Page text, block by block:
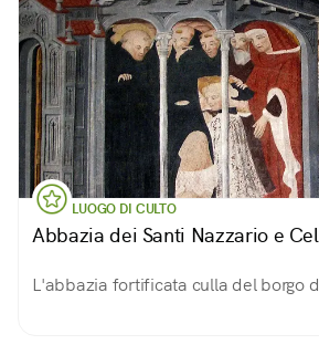
LUOGO DI CULTO
Abbazia dei Santi Nazzario e
L'abbazia fortificata culla del borgo